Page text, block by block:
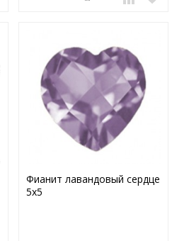
Фианит лавандовый сердце
5х5